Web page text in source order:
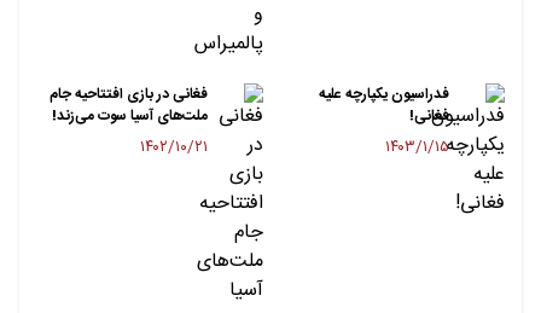
فدراسیون یکپارچه علیه
فغانی!
۱۴۰۳/۱/۱۵
فغانی در بازی افتتاحیه جام
ملت‌های آسیا سوت می‌زند!
۱۴۰۲/۱۰/۲۱